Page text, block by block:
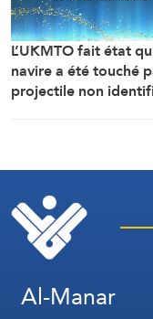
L’UKMTO fait état
navire a été touché
projectile non
L’incendie y a été
Al-Manar